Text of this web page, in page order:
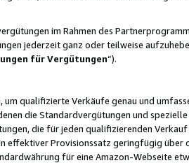
im Rahmen des
jederzeit ganz oder teilweise
für Vergütungen“).
qualifizierte Verkäufe genau und
die Standardvergütungen und
die für jeden qualifizierenden
effektiver Provisionssatz geringfügig
für eine Amazon-Webseite